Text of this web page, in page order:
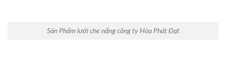
Sản Phẩm lưới che nắng công ty Hòa Phát Đạt